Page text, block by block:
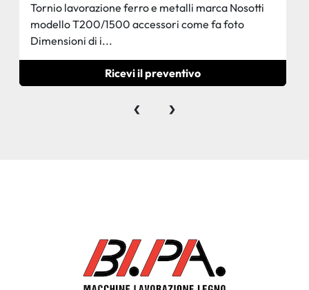
Tornio lavorazione ferro e metalli marca Nosotti
modello T200/1500 accessori come fa foto
Dimensioni di i...
Ricevi il preventivo
‹ ›